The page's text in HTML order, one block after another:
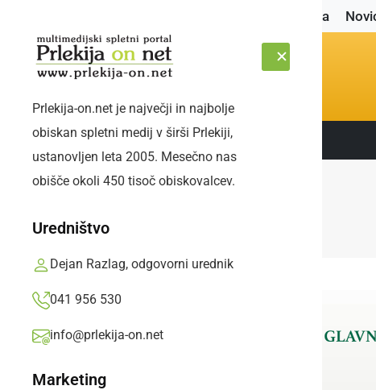
Naslovnica
SOBOTA, 8. AVGUST 2026 Sledite nam:
Prlekija-on.net je največji in najbolje
obiskan spletni medij v širši Prlekiji,
ustanovljen leta 2005. Mesečno nas
obišče okoli 450 tisoč obiskovalcev.
Uredništvo
Dejan Razlag, odgovorni urednik
041 956 530
info@prlekija-on.net
Marketing